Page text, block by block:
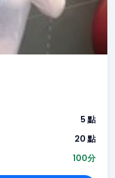
5 點
20 點
100分